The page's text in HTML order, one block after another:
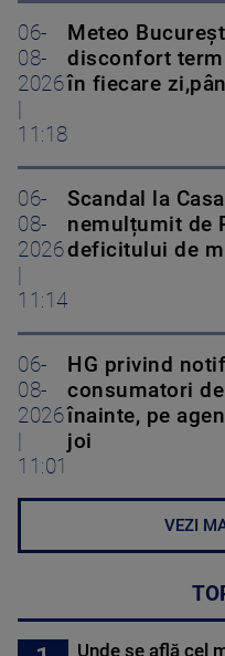
06-
08-
2026
11:18
Meteo
disconfort
în fiecare
06-
08-
2026
11:14
Scandal la
nemulțumit de
deficitului de
06-
08-
2026
11:01
HG privind
consumatori
înainte, pe
joi
VEZI
Unde se află cel